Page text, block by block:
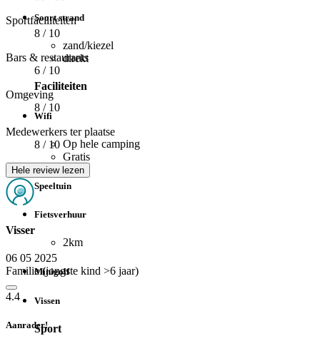
Soort strand
zand/kiezel
direkt
Faciliteiten
Wifi
Op hele camping
Gratis
Speeltuin
Fietsverhuur
2km
Minigolf
Vissen
Sport
Sportfaciliteiten
8 / 10
Bars & restaurants
6 / 10
Omgeving
8 / 10
Medewerkers ter plaatse
8 / 10
Hele review lezen
Visser
06 05 2025
Familie (jongste kind >6 jaar)
4.4
Aanrader!